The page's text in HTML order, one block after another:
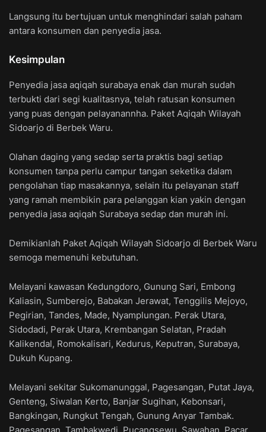
Langsung itu bertujuan untuk menghindari salah paham
antara konsumen dan penyedia jasa.
Kesimpulan
Penyedia jasa aqiqah surabaya enak dan murah sudah
terbukti dari segi kualitasnya, telah ratusan konsumen
yang puas dengan pelayanannha. Paket Aqiqah Wilayah
Sidoarjo di Berbek Waru.
Olahan daging yang sedap serta praktis bagi setiap
konsumen tanpa perlu campur tangan seketika dalam
pengolahan tiap masakannya, selain itu pelayanan staff
yang ramah membikin para pelanggan kian yakin dengan
penyedia jasa aqiqah Surabaya sedap dan murah ini.
Demikianlah Paket Aqiqah Wilayah Sidoarjo di Berbek Waru
semoga memenuhi kebutuhan.
Melayani kawasan Kedungdoro, Gunung Sari, Embong
Kaliasin, Sumberejo, Babakan Jerawat, Tenggilis Mejoyo,
Pegirian, Tandes, Made, Nyamplungan. Perak Utara,
Sidodadi, Perak Utara, Krembangan Selatan, Pradah
Kalikendal, Romokalisari, Kedurus, Keputran, Surabaya,
Dukuh Kupang.
Melayani sekitar Sukomanunggal, Pagesangan, Putat Jaya,
Genteng, Siwalan Kerto, Banjar Sugihan, Kebonsari,
Bangkingan, Rungkut Tengah, Gunung Anyar Tambak.